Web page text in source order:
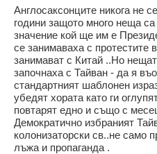
Англосаксонците никога не
години защото много неща
значение кой ще им е
се занимаваха с протестите
занимават с Китай ..Но
започнаха с Тайван - да я
стандартният шаблонен
убедят хората като ги
повтарят едно и също с
Демократично избраният
колонизаторски св..не само
лъжа и пропаганда .